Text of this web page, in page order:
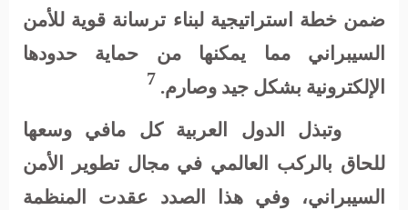
ضمن خطة استراتيجية لبناء ترسانة قوية للأمن
السيبراني مما يمكنها من حماية حدودها
الإلكترونية بشكل جيد وصارم.
7
وتبذل الدول العربية كل مافي وسعها
للحاق بالركب العالمي في مجال تطوير الأمن
السيبراني، وفي هذا الصدد عقدت المنظمة